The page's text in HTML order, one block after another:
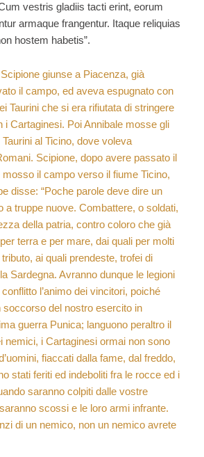
vestris gladiis tacti erint, eorum
armaque frangentur. Itaque reliquias
hostem habetis”.
giunse a Piacenza, già
il campo, ed aveva espugnato con
Taurini che si era rifiutata di stringere
i Cartaginesi. Poi Annibale mosse gli
al Ticino, dove voleva
Scipione, dopo avere passato il
mosso il campo verso il fiume Ticino,
disse: “Poche parole deve dire un
a truppe nuove. Combattere, o soldati,
della patria, contro coloro che già
terra e per mare, dai quali per molti
ai quali prendeste, trofei di
Sardegna. Avranno dunque le legioni
l’animo dei vincitori, poiché
soccorso del nostro esercito in
guerra Punica; languono peraltro il
nemici, i Cartaginesi ormai non sono
fiaccati dalla fame, dal freddo,
stati feriti ed indeboliti fra le rocce ed i
saranno colpiti dalle vostre
scossi e le loro armi infrante.
di un nemico, non un nemico avrete